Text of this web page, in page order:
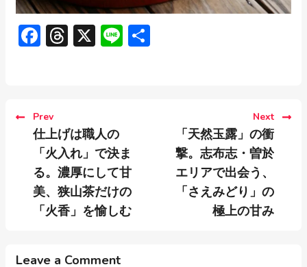
Facebook
Threads
X Line
Prev
仕上げは職人の
「火入れ」で決ま
る。濃厚にして甘
美、狭山茶だけの
「火香」を愉しむ
Next
「天然玉露」の衝
撃。志布志・曽於
エリアで出会う、
「さえみどり」の
極上の甘み
Leave a Comment